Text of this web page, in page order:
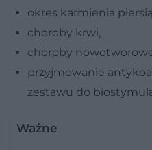
okres karmienia
choroby krwi,
choroby
przyjmowanie
zestawu do
Ważne